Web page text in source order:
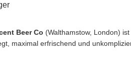
Beer Co (Walthamstow, London)
maximal erfrischend und